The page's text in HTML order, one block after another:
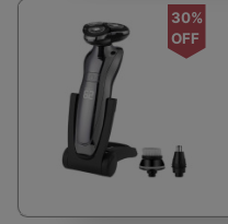
30%
OFF